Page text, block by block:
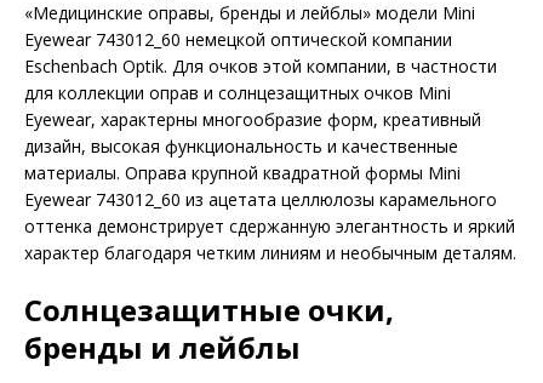
«Медицинские оправы, бренды и лейблы» модели Mini
Eyewear 743012_60 немецкой оптической компании
Eschenbach Optik. Для очков этой компании, в частности
для коллекции оправ и солнцезащитных очков Mini
Eyewear, характерны многообразие форм, креативный
дизайн, высокая функциональность и качественные
материалы. Оправа крупной квадратной формы Mini
Eyewear 743012_60 из ацетата целлюлозы карамельного
оттенка демонстрирует сдержанную элегантность и яркий
характер благодаря четким линиям и необычным деталям.
Солнцезащитные очки,
бренды и лейблы